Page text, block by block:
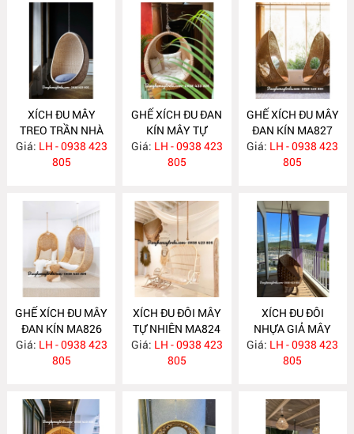
XÍCH ĐU MÂY
TREO TRẦN NHÀ
MA829
Giá: LH - 0938 423
805
GHẾ XÍCH ĐU ĐAN
KÍN MÂY TỰ
NHIÊN TREO
TRẦN NHÀ MA828
Giá: LH - 0938 423
805
GHẾ XÍCH ĐU MÂY
ĐAN KÍN MA827
Giá: LH - 0938 423
805
GHẾ XÍCH ĐU MÂY
ĐAN KÍN MA826
Giá: LH - 0938 423
805
XÍCH ĐU ĐÔI MÂY
TỰ NHIÊN MA824
Giá: LH - 0938 423
805
XÍCH ĐU ĐÔI
NHỰA GIẢ MÂY
NH356
Giá: LH - 0938 423
805